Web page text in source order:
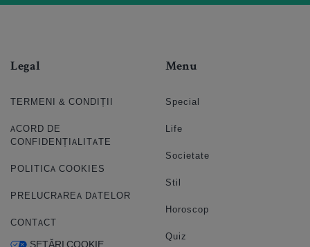
Legal
TERMENI & CONDIȚII
ACORD DE
CONFIDENȚIALITATE
POLITICA COOKIES
PRELUCRAREA DATELOR
CONTACT
SETĂRI COOKIE
Menu
Special
Life
Societate
Stil
Horoscop
Quiz